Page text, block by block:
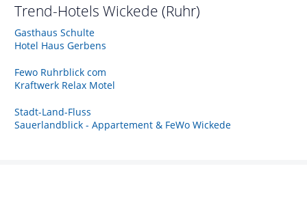
Trend-Hotels Wickede (Ruhr)
Gasthaus Schulte
Hotel Haus Gerbens
Fewo Ruhrblick com
Kraftwerk Relax Motel
Stadt-Land-Fluss
Sauerlandblick - Appartement & FeWo Wickede